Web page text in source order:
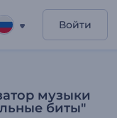
Войти
музыки
биты"